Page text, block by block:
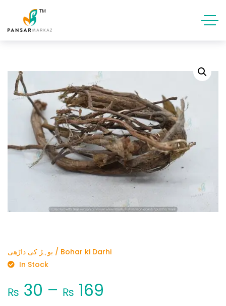
بوہڑ کی داڑھی / Bohar ki Darhi
In Stock
₨ 30 – ₨ 169